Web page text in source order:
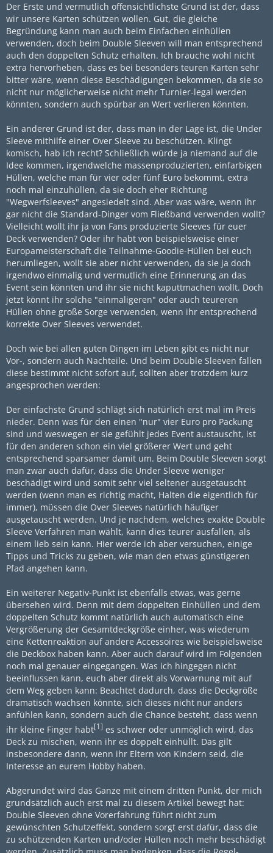
Der Erste und vermutlich offensichtlichste Grund ist der, dass
wir unsere Karten schützen wollen. Gut, die gleiche
Begründung kann man auch beim Einfachen einhüllen
verwenden, doch beim Double Sleeven will man entsprechend
auch den doppelten Schutz erhalten. Ich brauche wohl nicht
extra hervorheben, dass es bei besonders teuren Karten sehr
bitter wäre, wenn diese Beschädigungen bekommen, da sie so
nicht nur möglicherweise nicht mehr Turnier-legal werden
könnten, sondern auch spürbar an Wert verlieren könnten.
Ein anderer Grund ist der, dass man in der Lage ist, die Under
Sleeve mithilfe einer Over Sleeve zu beschützen. Klingt
komisch, hab ich recht? Schließlich würde ja niemand auf die
Idee kommen, irgendwelche massenproduzierten, einfarbigen
Hüllen, welche man für vier oder fünf Euro bekommt, extra
noch mal einzuhüllen, da sie doch eher Richtung
"Wegwerfsleeves" angesiedelt sind. Aber was wäre, wenn ihr
gar nicht die Standard-Dinger vom Fließband verwenden wollt?
Vielleicht wollt ihr ja von Fans produzierte Sleeves für euer
Deck verwenden? Oder ihr habt von beispielsweise einer
Europameisterschaft die Teilnahme-Goodie-Hüllen bei euch
herumliegen, wollt sie aber nicht verwenden, da sie ja doch
irgendwo einmalig und vermutlich eine Erinnerung an das
Event sein könnten und ihr sie nicht kaputtmachen wollt. Doch
jetzt könnt ihr solche "einmaligeren" oder auch teureren
Hüllen ohne große Sorge verwenden, wenn ihr entsprechend
korrekte Over Sleeves verwendet.
Doch wie bei allen guten Dingen im Leben gibt es nicht nur
Vor-, sondern auch Nachteile. Und beim Double Sleeven fallen
diese bestimmt nicht sofort auf, sollten aber trotzdem kurz
angesprochen werden:
Der einfachste Grund schlägt sich natürlich erst mal im Preis
nieder. Denn was für den einen "nur" vier Euro pro Packung
sind und weswegen er sie gefühlt jedes Event austauscht, ist
für den anderen schon ein viel größerer Wert und geht
entsprechend sparsamer damit um. Beim Double Sleeven sorgt
man zwar auch dafür, dass die Under Sleeve weniger
beschädigt wird und somit sehr viel seltener ausgetauscht
werden (wenn man es richtig macht, Halten die eigentlich für
immer), müssen die Over Sleeves natürlich häufiger
ausgetauscht werden. Und je nachdem, welches exakte Double
Sleeve Verfahren man wählt, kann dies teurer ausfallen, als
einem lieb sein kann. Hier werde ich aber versuchen, einige
Tipps und Tricks zu geben, wie man den etwas günstigeren
Pfad angehen kann.
Ein weiterer Negativ-Punkt ist ebenfalls etwas, was gerne
übersehen wird. Denn mit dem doppelten Einhüllen und dem
doppelten Schutz kommt natürlich auch automatisch eine
Vergrößerung der Gesamtdeckgröße einher, was wiederum
eine Kettenreaktion auf andere Accessoires wie beispielsweise
die Deckbox haben kann. Aber auch darauf wird im Folgenden
noch mal genauer eingegangen. Was ich hingegen nicht
beeinflussen kann, euch aber direkt als Vorwarnung mit auf
dem Weg geben kann: Beachtet dadurch, dass die Deckgröße
dramatisch wachsen könnte, sich dieses nicht nur anders
anfühlen kann, sondern auch die Chance besteht, dass wenn
ihr kleine Finger habt[1] es schwer oder unmöglich wird, das
Deck zu mischen, wenn ihr es doppelt einhüllt. Das gilt
insbesondere dann, wenn ihr Eltern von Kindern seid, die
Interesse an eurem Hobby haben.
Abgerundet wird das Ganze mit einem dritten Punkt, der mich
grundsätzlich auch erst mal zu diesem Artikel bewegt hat:
Double Sleeven ohne Vorerfahrung führt nicht zum
gewünschten Schutzeffekt, sondern sorgt erst dafür, dass die
zu schützenden Karten und/oder Hüllen noch mehr beschädigt